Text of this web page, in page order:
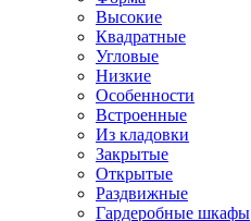
Высокие
Квадратные
Угловые
Низкие
Особенности
Встроенные
Из кладовки
Закрытые
Открытые
Раздвижные
Гардеробные шкафы